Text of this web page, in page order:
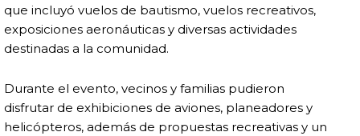
que incluyó vuelos de bautismo, vuelos recreativos,
exposiciones aeronáuticas y diversas actividades
destinadas a la comunidad.
Durante el evento, vecinos y familias pudieron
disfrutar de exhibiciones de aviones, planeadores y
helicópteros, además de propuestas recreativas y un